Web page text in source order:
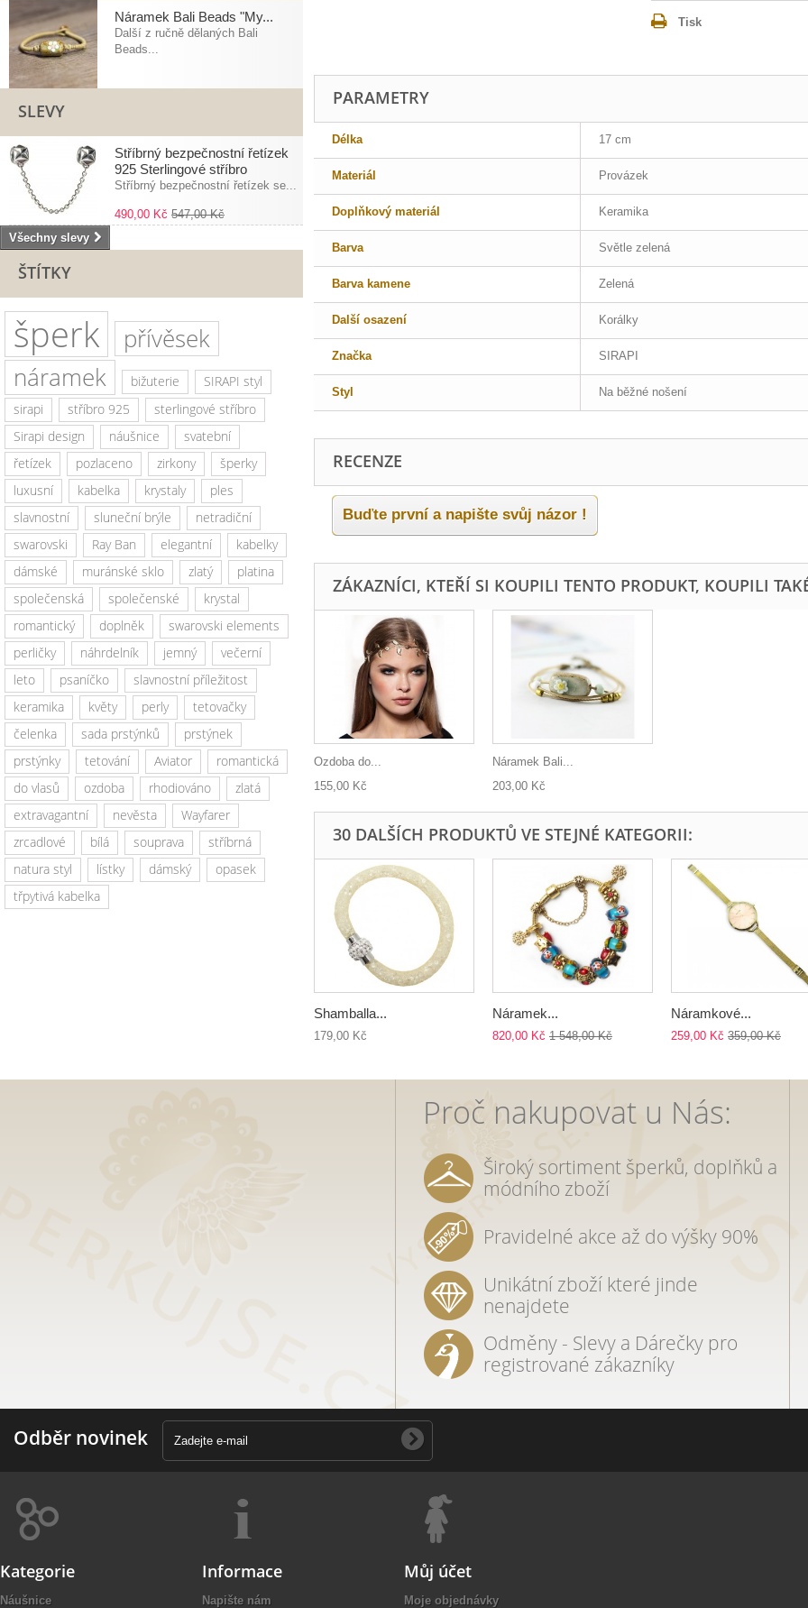
Náramek Bali Beads "My...
Další z ručně dělaných Bali
Beads...
SLEVY
Stříbrný bezpečnostní řetízek
925 Sterlingové stříbro
Stříbrný bezpečnostní řetízek se...
490,00 Kč 547,00 Kč
Všechny slevy
ŠTÍTKY
šperk
přívěsek
náramek
bižuterie
SIRAPI styl
sirapi
stříbro 925
sterlingové stříbro
Sirapi design
náušnice
svatební
řetízek
pozlaceno zirkony
šperky
luxusní
kabelka krystaly
ples
slavnostní
sluneční brýle
netradiční
swarovski
Ray Ban elegantní
kabelky
dámské
muránské sklo zlatý
platina
společenská
společenské
krystal
romantický
doplněk
swarovski elements
perličky
náhrdelník jemný
večerní
leto
psaníčko
slavnostní příležitost
keramika
květy perly
tetovačky
čelenka
sada prstýnků
prstýnek
prstýnky
tetování Aviator
romantická
do vlasů
ozdoba rhodiováno
zlatá
extravagantní
nevěsta
Wayfarer
zrcadlové
bílá souprava
stříbrná
natura styl
lístky dámský
opasek
třpytivá kabelka
Tisk
PARAMETRY
Délka 17 cm
Materiál Provázek
Doplňkový materiál Keramika
Barva Světle zelená
Barva kamene Zelená
Další osazení Korálky
Značka SIRAPI
Styl Na běžné nošení
RECENZE
Buďte první a napište svůj názor !
ZÁKAZNÍCI, KTEŘÍ SI KOUPILI TENTO PRODUKT, KOUPILI
Ozdoba do...
155,00 Kč
Náramek Bali...
203,00 Kč
30 DALŠÍCH PRODUKTŮ VE STEJNÉ KATEGORII:
Shamballa...
179,00 Kč
Náramek...
820,00 Kč 1 548,00 Kč
Náramkové...
259,00 Kč 359,00 Kč
Proč nakupovat u Nás:
Široký sortiment šperků, doplňků a
módního zboží
Pravidelné akce až do výšky 90%
Unikátní zboží které jinde
nenajdete
Odměny - Slevy a Dárečky pro
registrované zákazníky
Odběr novinek
Kategorie
Náušnice
Informace
Napište nám
Můj účet
Moje objednávky